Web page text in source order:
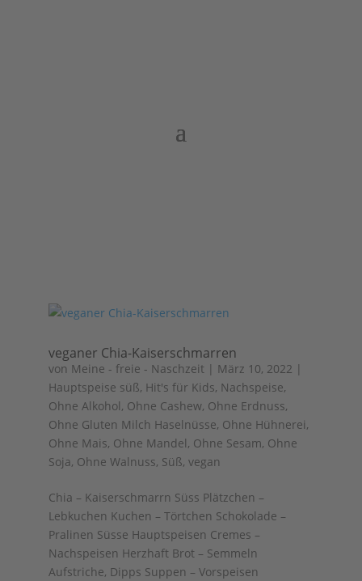
veganer Chia-Kaiserschmarren
von Meine - freie - Naschzeit| März 10, 2022 |
Hauptspeise süß, Hit's für Kids, Nachspeise,
Ohne Alkohol, Ohne Cashew, Ohne Erdnuss,
Ohne Gluten Milch Haselnüsse, Ohne Hühnerei,
Ohne Mais, Ohne Mandel, Ohne Sesam, Ohne
Soja, Ohne Walnuss, Süß, vegan
Chia – Kaiserschmarrn Süss Plätzchen –
Lebkuchen Kuchen – Törtchen Schokolade –
Pralinen Süsse Hauptspeisen Cremes –
Nachspeisen Herzhaft Brot – Semmeln
Aufstriche, Dipps Suppen – Vorspeisen